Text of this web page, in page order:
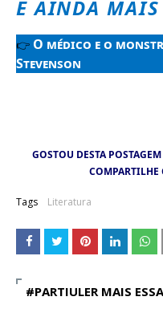
E AINDA MAIS
👉 O médico e o
Stevenson
GOSTOU DESTA POSTAGEM
COMPARTILHE
Tags Literatura
#PARTIULER MAIS